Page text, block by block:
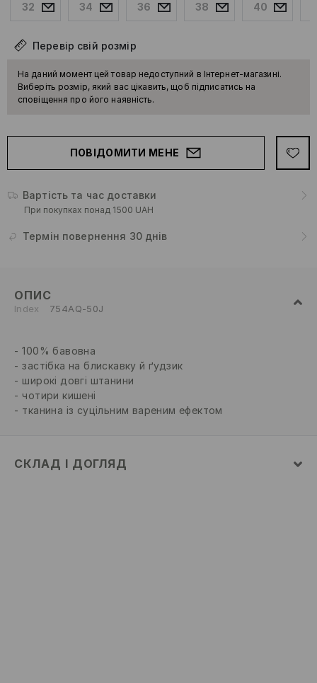
32 34 36 38 40
Перевір свій розмір
На даний момент цей товар недоступний в Інтернет-магазині.
Виберіть розмір, який вас цікавить, щоб підписатись на
сповіщення про його наявність.
ПОВІДОМИТИ МЕНЕ
Вартість та час доставки
При покупках понад 1500 UAH
Термін повернення 30 днів
ОПИС
Index 754AQ-50J
100% бавовна
застібка на блискавку й ґудзик
широкі довгі штанини
чотири кишені
тканина із суцільним вареним ефектом
СКЛАД І ДОГЛЯД